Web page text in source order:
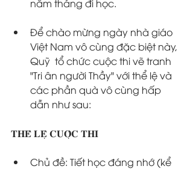
năm tháng đi học.
Để chào mừng ngày nhà giáo
Việt Nam vô cùng đặc biệt này,
Quỹ  tổ chức cuộc thi vẽ tranh
"Tri ân người Thầy" với thể lệ và
các phần quà vô cùng hấp
dẫn như sau:
𝐓𝐇𝐄̂̉ 𝐋𝐄̣̂ 𝐂𝐔𝐎̣̂𝐂 𝐓𝐇𝐈
Chủ đề: Tiết học đáng nhớ (kể